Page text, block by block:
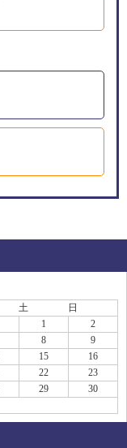
土
日
1
2
8
9
15
16
22
23
29
30